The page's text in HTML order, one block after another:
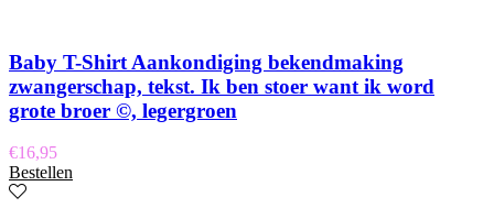
Baby T-Shirt Aankondiging bekendmaking
zwangerschap, tekst. Ik ben stoer want ik word
grote broer ©, legergroen
€16,95
Bestellen